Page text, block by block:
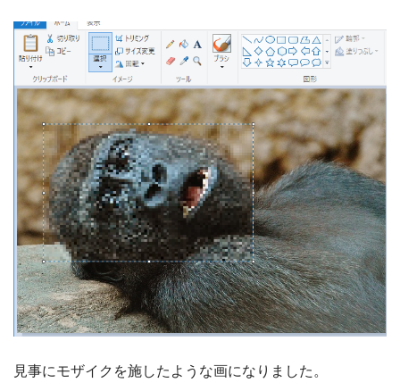
見事にモザイクを施したような画になりました。